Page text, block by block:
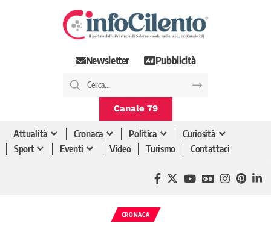
Newsletter Pubblicità
Canale 79
Attualità Cronaca Politica
Curiosità
Sport
Eventi Video Turismo Contattaci
CRONACA